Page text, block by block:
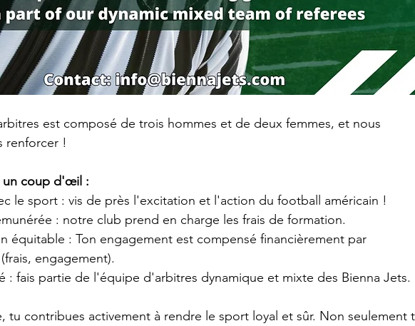
est composé de trois hommes et de deux femmes, et nous
renforcer !
un coup d'œil :
le sport : vis de près l'excitation et l'action du football américain !
: notre club prend en charge les frais de formation.
équitable : Ton engagement est compensé financièrement par
engagement).
: fais partie de l'équipe d'arbitres dynamique et mixte des Bienna Jets.
tu contribues activement à rendre le sport loyal et sûr. Non seulement